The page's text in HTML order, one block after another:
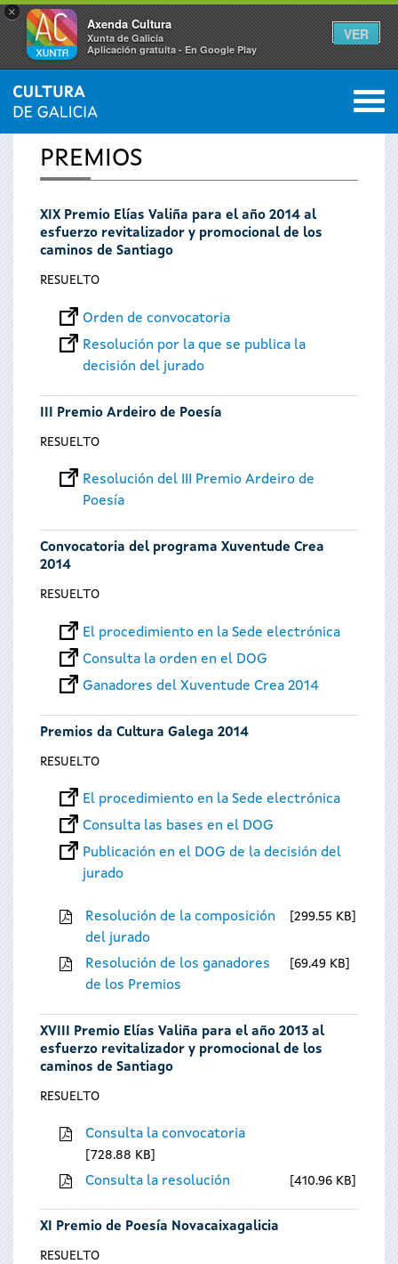
×
Axenda Cultura
Xunta de Galicia
Aplicación gratuíta - En Google Play
VER
Se
encuentra
usted
INICIO 0
PREMIOS
XIX Premio Elías Valiña para el año 2014 al
esfuerzo revitalizador y promocional de los
caminos de Santiago
RESUELTO
Orden de convocatoria
Resolución por la que se publica la
decisión del jurado
III Premio Ardeiro de Poesía
RESUELTO
Resolución del III Premio Ardeiro de
Poesía
Convocatoria del programa Xuventude Crea
2014
RESUELTO
El procedimiento en la Sede electrónica
Consulta la orden en el DOG
Ganadores del Xuventude Crea 2014
Premios da Cultura Galega 2014
RESUELTO
El procedimiento en la Sede electrónica
Consulta las bases en el DOG
Publicación en el DOG de la decisión del
jurado
Resolución de la composición
del jurado
299.55 KB
Resolución de los ganadores
de los Premios
69.49 KB
XVIII Premio Elías Valiña para el año 2013 al
esfuerzo revitalizador y promocional de los
caminos de Santiago
RESUELTO
Consulta la convocatoria
728.88 KB
Consulta la resolución 410.96 KB
XI Premio de Poesía Novacaixagalicia
RESUELTO